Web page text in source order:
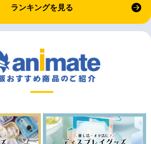
ランキングを見る